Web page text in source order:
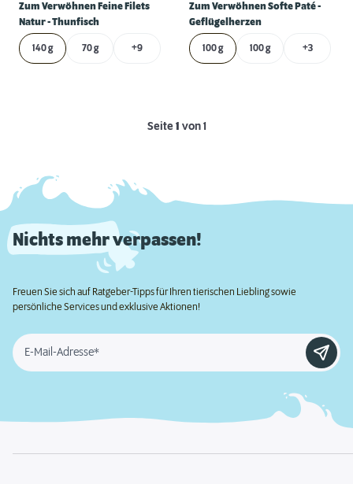
Zum Verwöhnen Feine Filets
Natur - Thunfisch
140 g 70 g +9
Zum Verwöhnen Softe Paté -
Geflügelherzen
100 g 100 g +3
Seite1 von 1
Nichts mehr verpassen!
Freuen Sie sich auf Ratgeber-Tipps für Ihren tierischen Liebling sowie
persönliche Services und exklusive Aktionen!
E-Mail-Adresse*